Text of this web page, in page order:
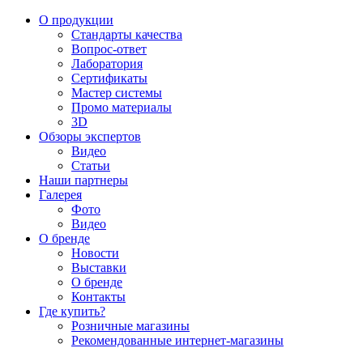
О продукции
Стандарты качества
Вопрос-ответ
Лаборатория
Сертификаты
Мастер системы
Промо материалы
3D
Обзоры экспертов
Видео
Статьи
Наши партнеры
Галерея
Фото
Видео
О бренде
Новости
Выставки
О бренде
Контакты
Где купить?
Розничные магазины
Рекомендованные интернет-магазины